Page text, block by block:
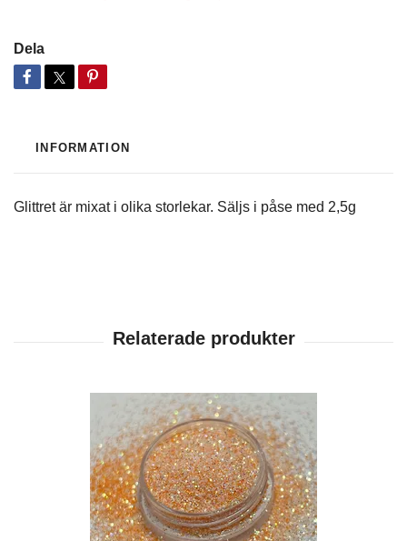
Dela
INFORMATION
Glittret är mixat i olika storlekar. Säljs i påse med 2,5g